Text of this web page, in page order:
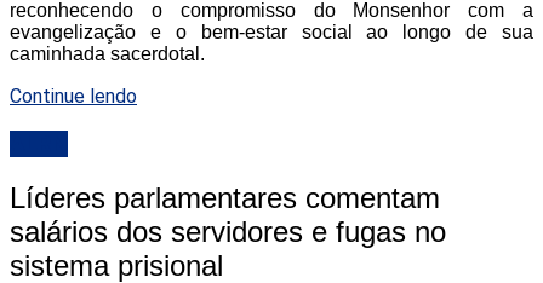
reconhecendo o compromisso do Monsenhor com a
evangelização e o bem-estar social ao longo de sua
caminhada sacerdotal.
Continue lendo
Líderes parlamentares comentam
salários dos servidores e fugas no
sistema prisional